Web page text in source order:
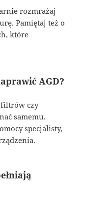
rozmrażaj
Pamiętaj też o
które
AGD?
filtrów czy
samemu.
specjalisty,